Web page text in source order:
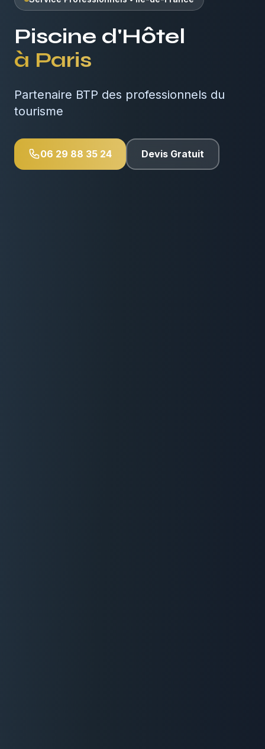
Piscine d'Hôtel
à Paris
Partenaire BTP des professionnels du
tourisme
06 29 88 35 24 Devis Gratuit